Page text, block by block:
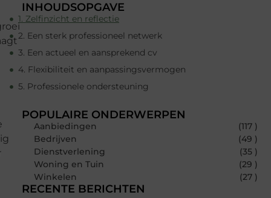
INHOUDSOPGAVE
1. Zelfinzicht en reflectie
2. Een sterk professioneel netwerk
3. Een actueel en aansprekend cv
4. Flexibiliteit en aanpassingsvermogen
5. Professionele ondersteuning
POPULAIRE ONDERWERPEN
Aanbiedingen
(117 )
Bedrijven
(49 )
Dienstverlening
(35 )
Woning en Tuin
(29 )
Winkelen
(27 )
RECENTE BERICHTEN